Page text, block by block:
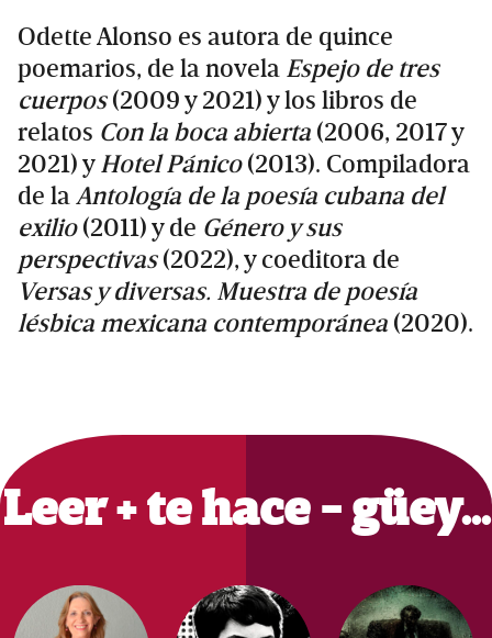
Odette Alonso es autora de quince
poemarios, de la novela Espejo de tres
cuerpos(2009 y 2021) y los libros de
relatos Con la boca abierta (2006, 2017 y
2021) yHotel Pánico(2013). Compiladora
de laAntología de la poesía cubana del
exilio(2011) y de Género y sus
perspectivas(2022), y coeditora de
Versas y diversas. Muestra de poesía
lésbica mexicana contemporánea (2020).
Primary
Sidebar
Leer + te hace - güey…